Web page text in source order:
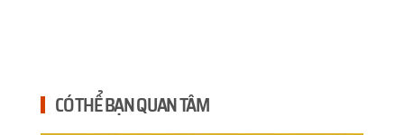
CÓ THỂ BẠN QUAN TÂM